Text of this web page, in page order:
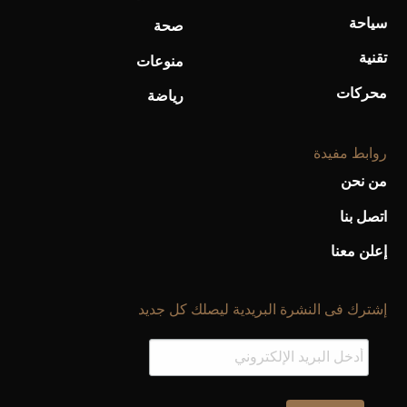
سياحة
تقنية
محركات
صحة
منوعات
رياضة
روابط مفيدة
من نحن
اتصل بنا
إعلن معنا
إشترك فى النشرة البريدية ليصلك كل جديد